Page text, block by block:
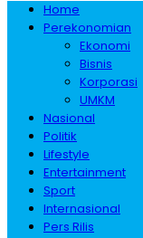
Home
Perekonomian
Ekonomi
Bisnis
Korporasi
UMKM
Nasional
Politik
Lifestyle
Entertainment
Sport
Internasional
Pers Rilis